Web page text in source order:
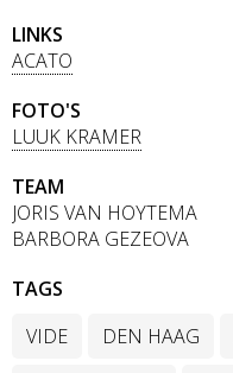
LINKS
ACATO
FOTO'S
LUUK KRAMER
TEAM
JORIS VAN HOYTEMA
BARBORA GEZEOVA
TAGS
VIDE
DEN HAAG